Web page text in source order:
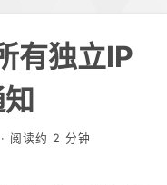
有独立IP
阅读约 2 分钟